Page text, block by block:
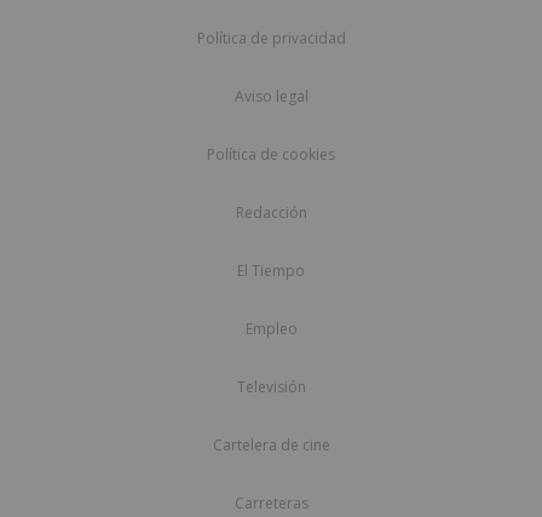
Política de privacidad
Aviso legal
Política de cookies
Redacción
El Tiempo
Empleo
Televisión
Cartelera de cine
Carreteras